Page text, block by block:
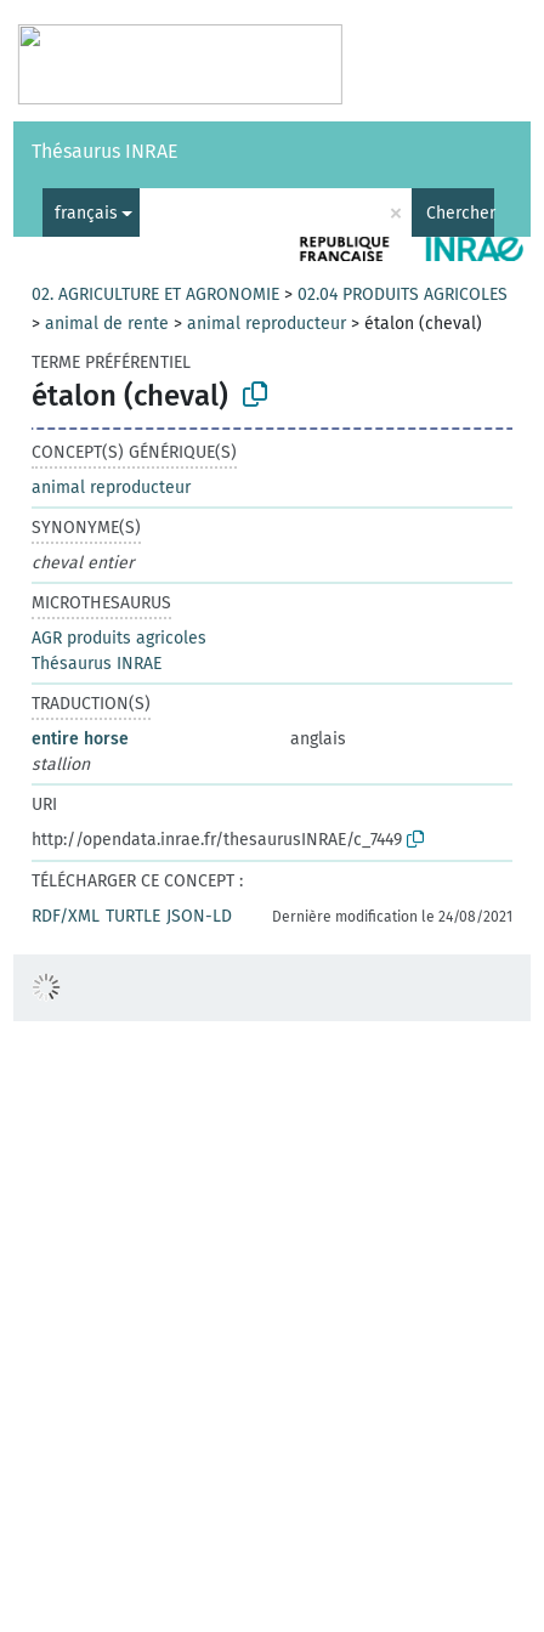
Vocabulaires API
Thésaurus INRAE
français × Chercher
02. AGRICULTURE ET AGRONOMIE >02.04 PRODUITS AGRICOLES
>animal de rente >animal reproducteur>étalon (cheval)
TERME PRÉFÉRENTIEL
étalon (cheval)
CONCEPT(S) GÉNÉRIQUE(S)
animal reproducteur
SYNONYME(S)
cheval entier
MICROTHESAURUS
AGR produits agricoles
Thésaurus INRAE
TRADUCTION(S)
entire horse
anglais
stallion
URI
http://opendata.inrae.fr/thesaurusINRAE/c_7449
TÉLÉCHARGER CE CONCEPT :
RDF/XML TURTLE JSON-LD Dernière modification le 24/08/2021